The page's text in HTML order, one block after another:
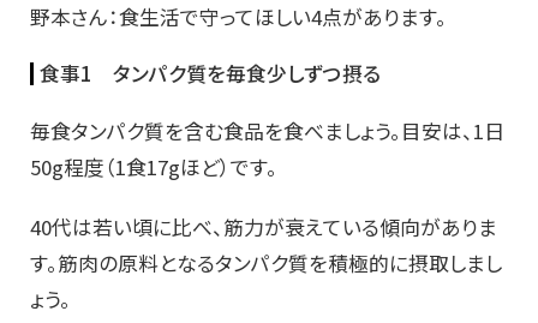
野本さん：食生活で守ってほしい4点があります。
食事1 タンパク質を毎食少しずつ摂る
毎食タンパク質を含む食品を食べましょう。目安は、1日
50g程度（1食17gほど）です。
40代は若い頃に比べ、筋力が衰えている傾向がありま
す。筋肉の原料となるタンパク質を積極的に摂取しまし
ょう。